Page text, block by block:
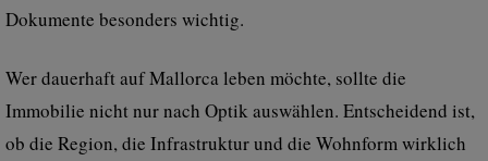
Dokumente besonders wichtig.
Wer dauerhaft auf Mallorca leben möchte, sollte die
Immobilie nicht nur nach Optik auswählen. Entscheidend ist,
ob die Region, die Infrastruktur und die Wohnform wirklich